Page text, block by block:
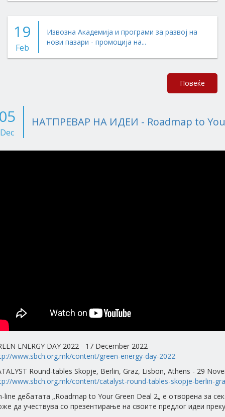
19
Feb
Извозна Академија и програми за развој на
нови пазари - промоција на...
Повеќе
Dec
НАТПРЕВАР НА ИДЕИ - Roadmap to
ENERGY DAY 2022 - 17 December 2022
www.sbch.org.mk/content/green-energy-day-2022
Round-tables Skopje, Berlin, Graz, Lisbon, Athens - 29
www.sbch.org.mk/content/catalyst-round-tables-skopje-berlin-
line дебатата „Roadmap to Your Green Deal 2„ е отворена за
да учествува со презентирање на своите предлог идеи